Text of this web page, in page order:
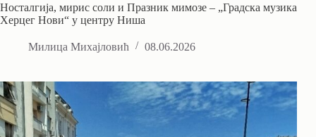
Носталгија, мирис соли и Празник мимозе – „Градска музика
Херцег Нови“ у центру Ниша
Милица Михајловић 08.06.2026